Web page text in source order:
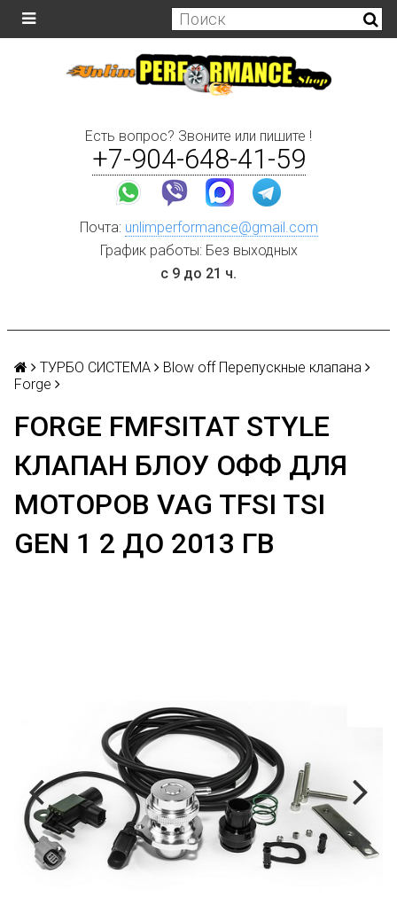
Есть вопрос? Звоните или пишите !
+7-904-648-41-59
Почта: unlimperformance@gmail.com
График работы: Без выходных
с 9 до 21 ч.
ТУРБО СИСТЕМА
Blow off Перепускные клапана
Forge
FORGE FMFSITAT STYLE
КЛАПАН БЛОУ ОФФ ДЛЯ
МОТОРОВ VAG TFSI TSI
GEN 1 2 ДО 2013 ГВ